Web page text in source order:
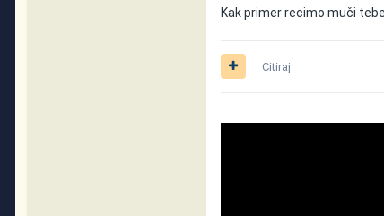
Kak primer recimo muči
Citiraj